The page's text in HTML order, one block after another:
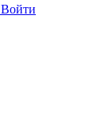
Войти